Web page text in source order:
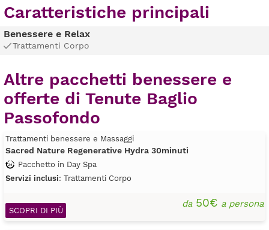
Caratteristiche principali
Benessere e Relax
Trattamenti Corpo
Altre pacchetti benessere e
offerte di Tenute Baglio
Passofondo
Trattamenti benessere e Massaggi
Sacred Nature Regenerative Hydra 30minuti
Pacchetto in Day Spa
Servizi inclusi: Trattamenti Corpo
da50€ a persona
SCOPRI DI PIÙ